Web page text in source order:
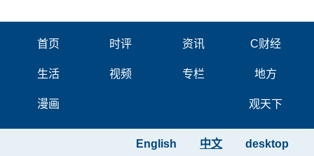
首页 时评 资讯 C财经
生活 视频 专栏 地方
漫画 观天下
desktop
中文
English